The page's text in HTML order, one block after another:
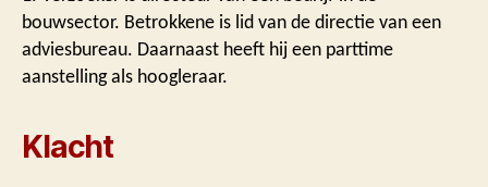
bouwsector. Betrokkene is lid van de directie van een
adviesbureau. Daarnaast heeft hij een parttime
aanstelling als hoogleraar.
Klacht